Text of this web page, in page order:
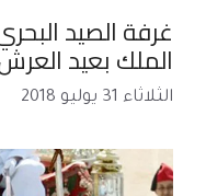
غرفة الصيد
الملك بعيد
الثلاثاء 31 يوليو 2018